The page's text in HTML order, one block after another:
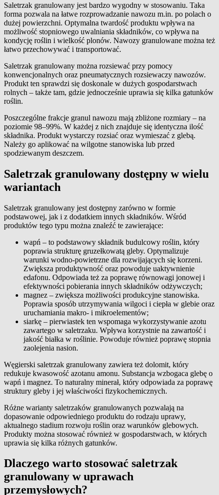
Saletrzak granulowany jest bardzo wygodny w stosowaniu. Taka
forma pozwala na łatwe rozprowadzanie nawozu m.in. po polach o
dużej powierzchni. Optymalna twardość produktu wpływa na
możliwość stopniowego uwalniania składników, co wpływa na
kondycję roślin i wielkość plonów. Nawozy granulowane można też
łatwo przechowywać i transportować.
Saletrzak granulowany można rozsiewać przy pomocy
konwencjonalnych oraz pneumatycznych rozsiewaczy nawozów.
Produkt ten sprawdzi się doskonale w dużych gospodarstwach
rolnych – także tam, gdzie jednocześnie uprawia się kilka gatunków
roślin.
Poszczególne frakcje granul nawozu mają zbliżone rozmiary – na
poziomie 98–99%. W każdej z nich znajduje się identyczna ilość
składnika. Produkt wystarczy rozsiać oraz wymieszać z glebą.
Należy go aplikować na wilgotne stanowiska lub przed
spodziewanym deszczem.
Saletrzak granulowany dostępny w wielu
wariantach
Saletrzak granulowany jest dostępny zarówno w formie
podstawowej, jak i z dodatkiem innych składników. Wśród
produktów tego typu można znaleźć te zawierające:
wapń – to podstawowy składnik budulcowy roślin, który
poprawia strukturę gruzełkowatą gleby. Optymalizuje
warunki wodno-powietrzne dla rozwijających się korzeni.
Zwiększa produktywność oraz powoduje uaktywnienie
edafonu. Odpowiada też za poprawę równowagi jonowej i
efektywności pobierania innych składników odżywczych;
magnez – zwiększa możliwości produkcyjne stanowiska.
Poprawia sposób utrzymywania wilgoci i ciepła w glebie oraz
uruchamiania makro- i mikroelementów;
siarkę – pierwiastek ten wspomaga wykorzystywanie azotu
zawartego w saletrzaku. Wpływa korzystnie na zawartość i
jakość białka w roślinie. Powoduje również poprawę stopnia
zaolejenia nasion.
Węgierski saletrzak granulowany zawiera też dolomit, który
redukuje kwasowość azotanu amonu. Substancja wzbogaca glebę o
wapń i magnez. To naturalny minerał, który odpowiada za poprawę
struktury gleby i jej właściwości fizykochemicznych.
Różne warianty saletrzaków granulowanych pozwalają na
dopasowanie odpowiedniego produktu do rodzaju uprawy,
aktualnego stadium rozwoju roślin oraz warunków glebowych.
Produkty można stosować również w gospodarstwach, w których
uprawia się kilka różnych gatunków.
Dlaczego warto stosować saletrzak
granulowany w uprawach
przemysłowych?